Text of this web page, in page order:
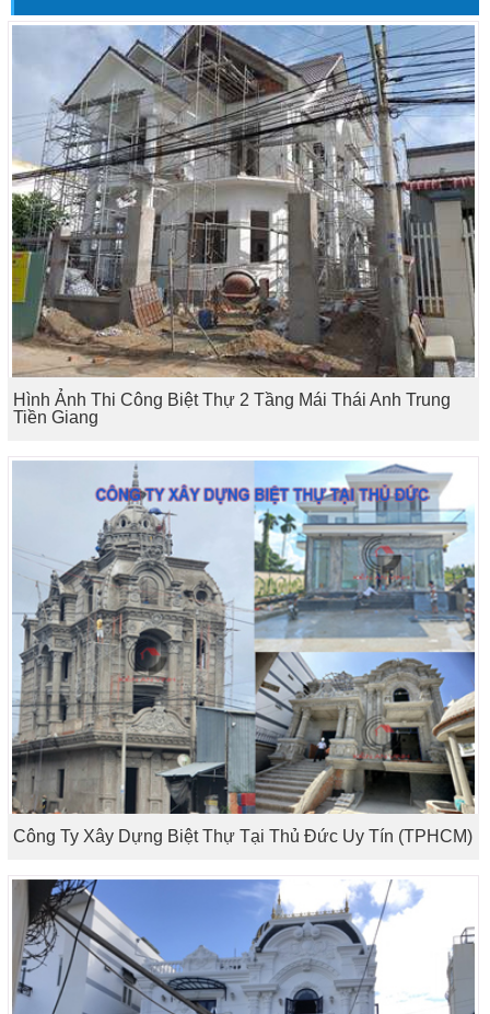
Hình Ảnh Thi Công Biệt Thự 2 Tầng Mái Thái Anh Trung
Tiền Giang
Công Ty Xây Dựng Biệt Thự Tại Thủ Đức Uy Tín (TPHCM)